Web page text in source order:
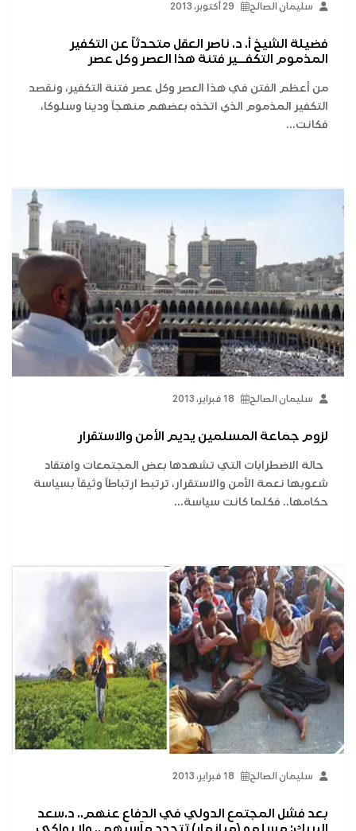
سليمان الصالح 29 أكتوبر، 2013
فضيلة الشيخ أ. د. ناصر العقل متحدثاً عن التكفير
المذموم التكفــير فتنة هذا العصر وكل عصر
من أعظم الفتن في هذا العصر وكل عصر فتنة التكفير، ونقصد
التكفير المذموم الذي اتخذه بعضهم منهجاً ودينا وسلوكا،
فكانت...
سليمان الصالح 18 فبراير، 2013
لزوم جماعة المسلمين يديم الأمن والاستقرار
حالة الاضطرابات التي تشهدها بعض المجتمعات وافتقاد
شعوبها نعمة الأمن والاستقرار، ترتبط ارتباطاً وثيقاً بسياسة
حكامها.. فكلما كانت سياسة...
سليمان الصالح 18 فبراير، 2013
بعد فشل المجتمع الدولي في الدفاع عنهم.. د.سعد